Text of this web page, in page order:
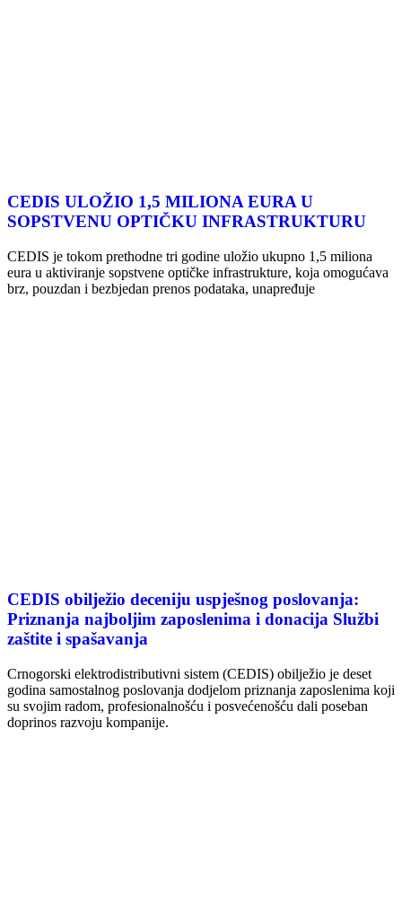
CEDIS ULOŽIO 1,5 MILIONA EURA U
SOPSTVENU OPTIČKU INFRASTRUKTURU
CEDIS je tokom prethodne tri godine uložio ukupno 1,5 miliona
eura u aktiviranje sopstvene optičke infrastrukture, koja omogućava
brz, pouzdan i bezbjedan prenos podataka, unapređuje
CEDIS obilježio deceniju uspješnog poslovanja:
Priznanja najboljim zaposlenima i donacija Službi
zaštite i spašavanja
Crnogorski elektrodistributivni sistem (CEDIS) obilježio je deset
godina samostalnog poslovanja dodjelom priznanja zaposlenima koji
su svojim radom, profesionalnošću i posvećenošću dali poseban
doprinos razvoju kompanije.